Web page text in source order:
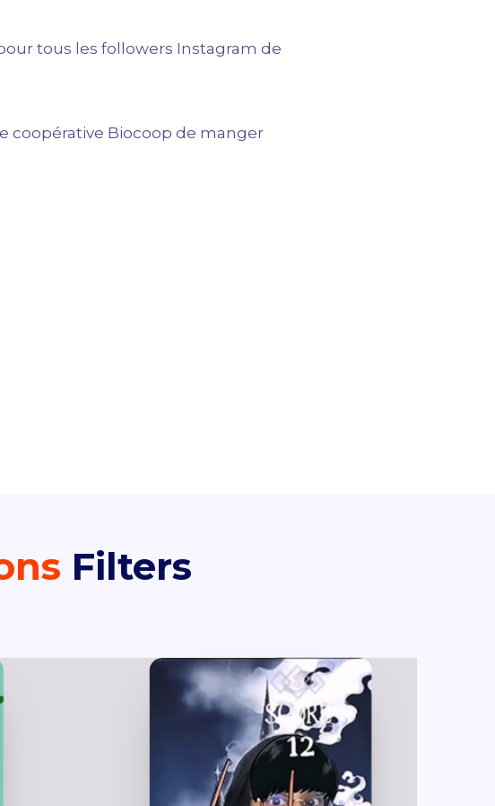
tous les followers Instagram de
coopérative Biocoop de manger
Filters